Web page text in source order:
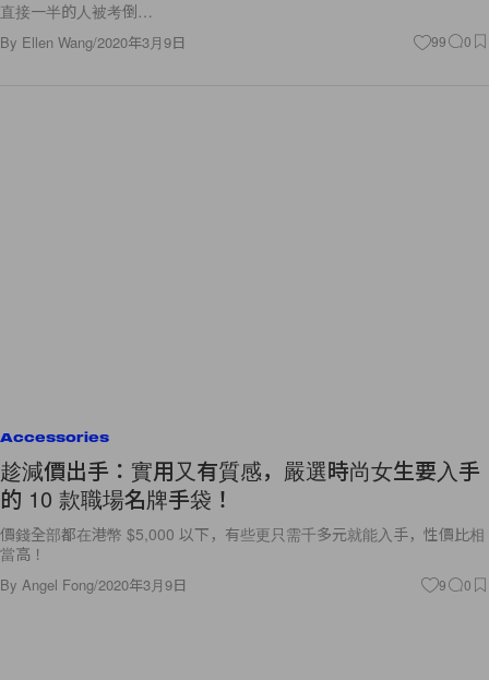
直接一半的人被考倒…
By Ellen Wang/2020年3月9日 99 0
Accessories
趁減價出手：實用又有質感，嚴選時尚女生要入手
的 10 款職場名牌手袋！
價錢全部都在港幣 $5,000 以下，有些更只需千多元就能入手，性價比相
當高！
By Angel Fong/2020年3月9日 9 0